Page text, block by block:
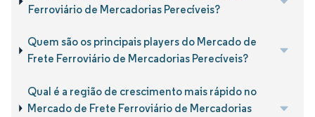
Ferroviário de Mercadorias Perecíveis?
Quem são os principais players do Mercado de
Frete Ferroviário de Mercadorias Perecíveis?
Qual é a região de crescimento mais rápido no
Mercado de Frete Ferroviário de Mercadorias